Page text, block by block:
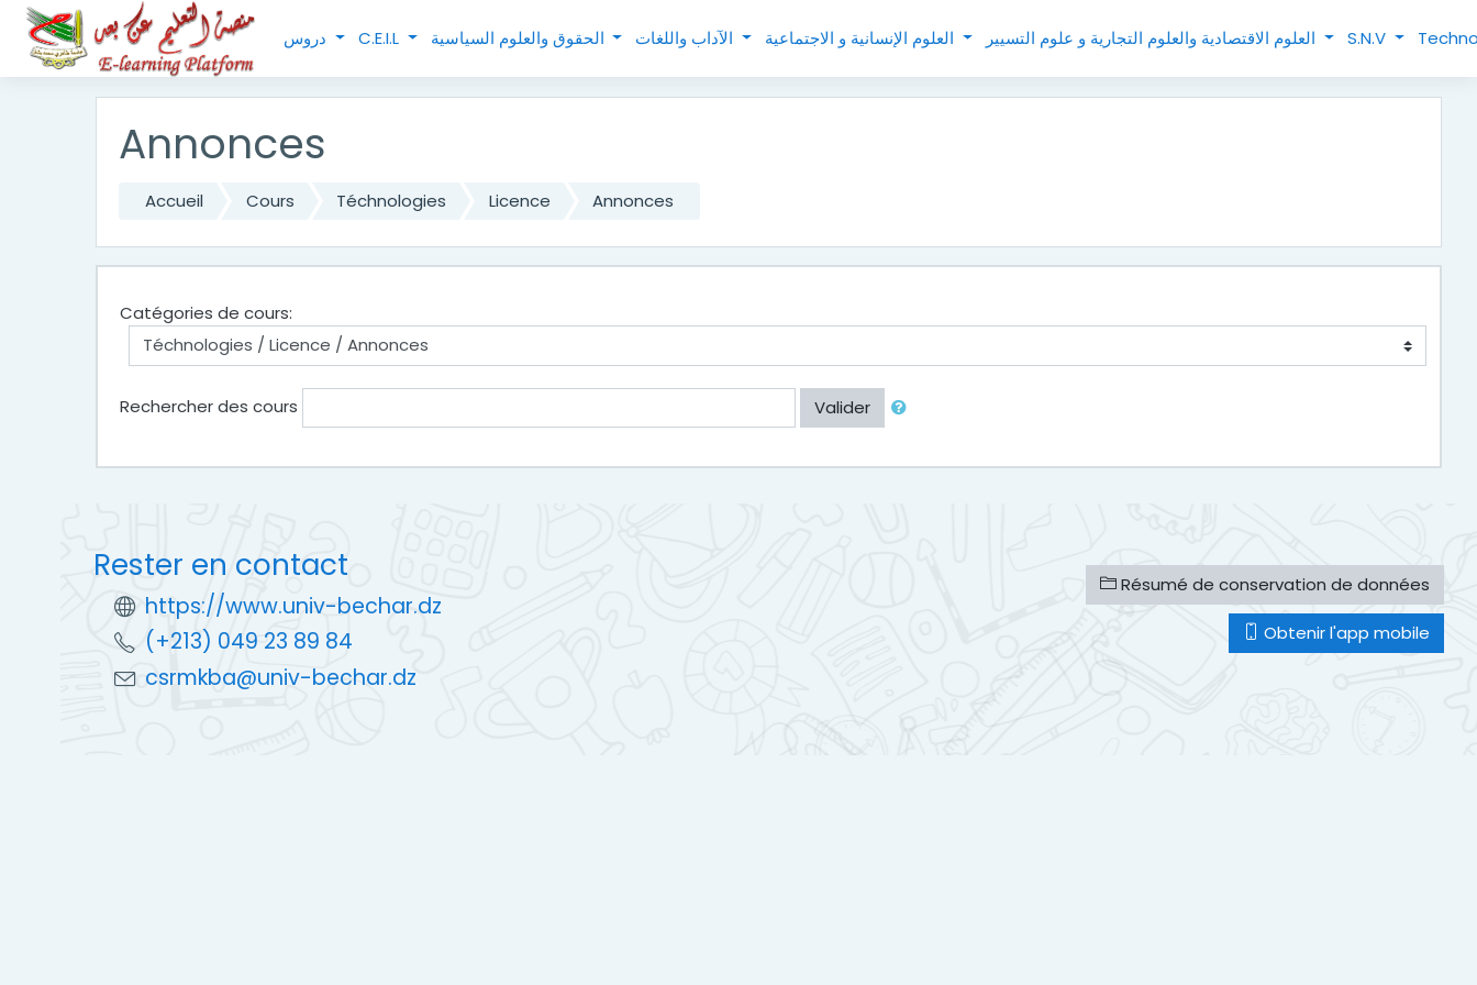
C.E.I.L S.N.V
Passer au contenu principal
Annonces
Accueil Cours Téchnologies Licence Annonces
Catégories de cours:
Rechercher des cours Valider
Rester en contact
https://www.univ-bechar.dz
(+213) 049 23 89 84
csrmkba@univ-bechar.dz
Résumé de conservation de données
Obtenir l'app mobile